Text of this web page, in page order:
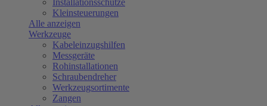
Installationsschütze
Kleinsteuerungen
Alle anzeigen
Werkzeuge
Kabeleinzugshilfen
Messgeräte
Rohinstallationen
Schraubendreher
Werkzeugsortimente
Zangen